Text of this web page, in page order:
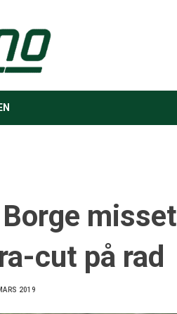
cut på rad
2019